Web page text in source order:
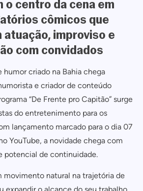
o centro da cena em
cômicos que
atuação, improviso e
com convidados
humor criado na Bahia chega
e criador de conteúdo
“De Frente pro Capitão” surge
do entretenimento para os
lançamento marcado para o dia 07
YouTube, a novidade chega com
potencial de continuidade.
movimento natural na trajetória de